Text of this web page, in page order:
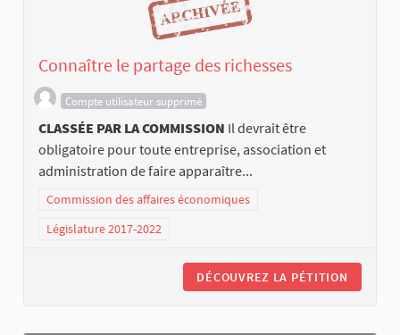
Connaître le partage des richesses
Compte utilisateur supprimé
CLASSÉE PAR LA COMMISSION Il devrait être
obligatoire pour toute entreprise, association et
administration de faire apparaître...
Commission des affaires économiques
Législature 2017-2022
DÉCOUVREZ LA PÉTITION